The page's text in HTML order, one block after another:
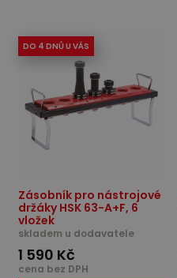
DO 4 DNŮ U VÁS
Zásobník pro nástrojové
držáky HSK 63-A+F, 6
vložek
skladem u dodavatele
1 590 Kč
cena bez DPH